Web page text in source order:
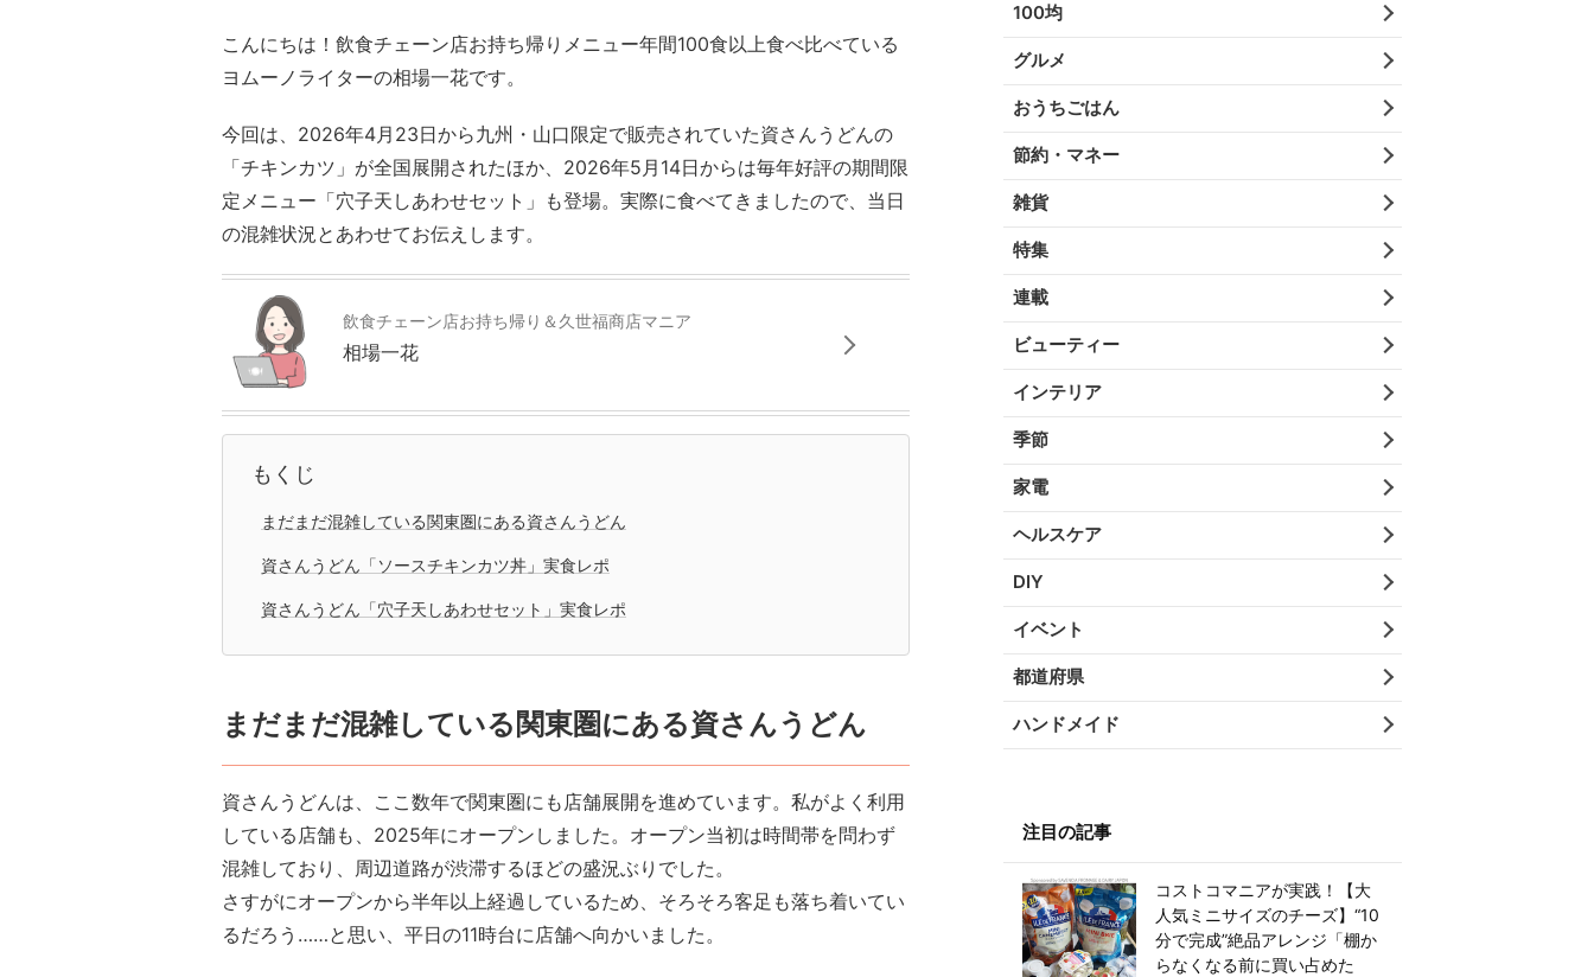
こんにちは！飲食チェーン店お持ち帰りメニュー年間100食以上食べ比べている
ヨムーノライターの相場一花です。
今回は、2026年4月23日から九州・山口限定で販売されていた資さんうどんの
「チキンカツ」が全国展開されたほか、2026年5月14日からは毎年好評の期間限
定メニュー「穴子天しあわせセット」も登場。実際に食べてきましたので、当日
の混雑状況とあわせてお伝えします。
飲食チェーン店お持ち帰り＆久世福商店マニア
相場一花
もくじ
まだまだ混雑している関東圏にある資さんうどん
資さんうどん「ソースチキンカツ丼」実食レポ
資さんうどん「穴子天しあわせセット」実食レポ
まだまだ混雑している関東圏にある資さんうどん
資さんうどんは、ここ数年で関東圏にも店舗展開を進めています。私がよく利用
している店舗も、2025年にオープンしました。オープン当初は時間帯を問わず
混雑しており、周辺道路が渋滞するほどの盛況ぶりでした。
さすがにオープンから半年以上経過しているため、そろそろ客足も落ち着いてい
るだろう……と思い、平日の11時台に店舗へ向かいました。
100均
グルメ
おうちごはん
節約・マネー
雑貨
特集
連載
ビューティー
インテリア
季節
家電
ヘルスケア
DIY
イベント
都道府県
ハンドメイド
注目の記事
コストコマニアが実践！【大
人気ミニサイズのチーズ】“10
分で完成”絶品アレンジ「棚か
らなくなる前に買い占めた